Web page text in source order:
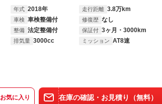
年式 2018年 走行距離 3.8万km
車検 車検整備付 修復歴 なし
整備 法定整備付 保証付 3ヶ月・3000km
排気量 3000cc ミッション AT8速
お気に入り 在庫の確認・お見積り（無料）